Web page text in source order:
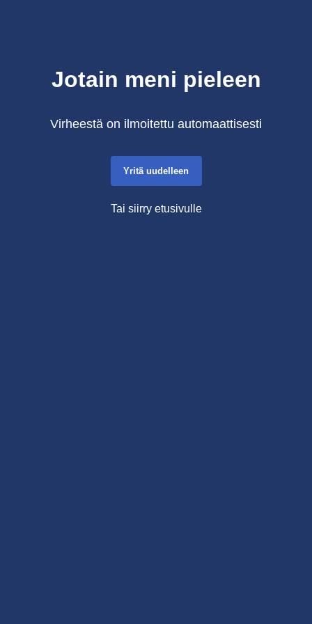
Jotain meni pieleen
Virheestä on ilmoitettu automaattisesti
Yritä uudelleen
Tai siirry etusivulle